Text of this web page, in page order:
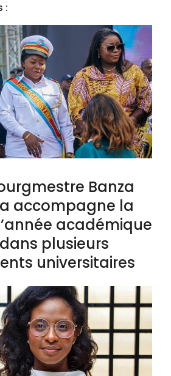
:
Banza
accompagne la
académique
plusieurs
universitaires